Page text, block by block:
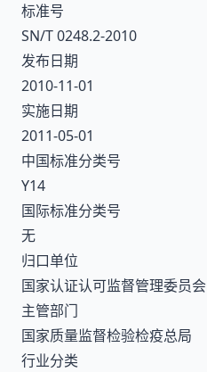
标准号
SN/T 0248.2-2010
发布日期
2010-11-01
实施日期
2011-05-01
中国标准分类号
Y14
国际标准分类号
无
归口单位
国家认证认可监督管理委员会
主管部门
国家质量监督检验检疫总局
行业分类